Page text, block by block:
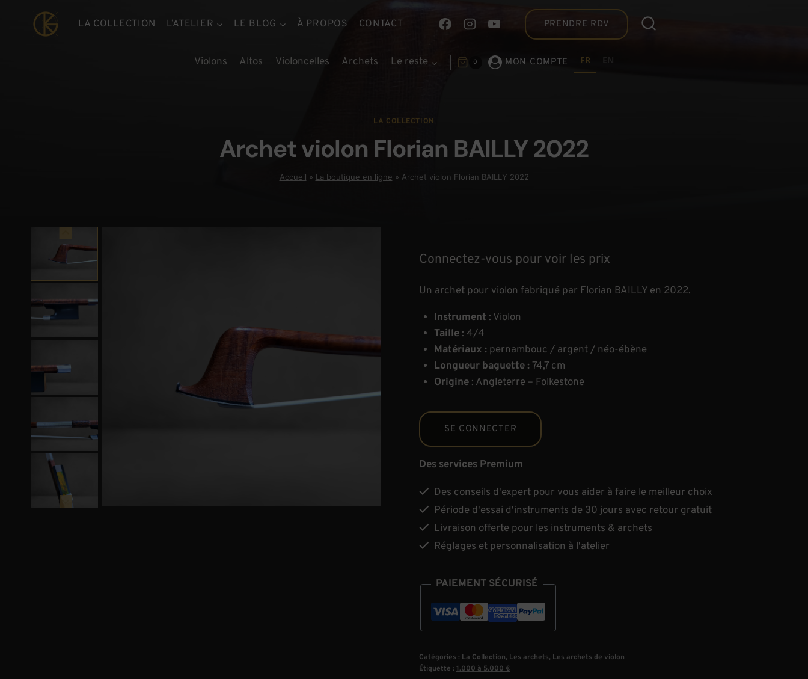
LA COLLECTION L’ATELIER LE BLOG À PROPOS CONTACT PRENDRE RDV
Violons Altos Violoncelles Archets Le reste 0 MON COMPTE FR
LA COLLECTION
Archet violon Florian BAILLY 2022
Accueil » La boutique en ligne » Archet violon Florian BAILLY 2022
Connectez-vous pour voir les prix
Un archet pour violon fabriqué par Florian BAILLY en 2022.
Instrument : Violon
Taille : 4/4
Matériaux : pernambouc / argent / néo-ébène
Longueur baguette : 74,7 cm
Origine : Angleterre – Folkestone
SE CONNECTER
Des services Premium
Des conseils d'expert pour vous aider à faire le meilleur choix
Période d'essai d'instruments de 30 jours avec retour gratuit
Livraison offerte pour les instruments & archets
Réglages et personnalisation à l'atelier
PAIEMENT SÉCURISÉ
Catégories : La Collection, Les archets, Les archets de violon
Étiquette : 1.000 à 5.000 €